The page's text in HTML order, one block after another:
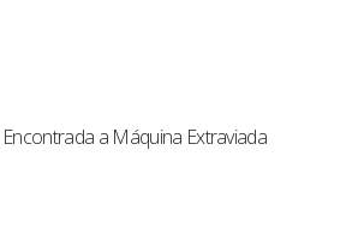
Encontrada a Máquina Extraviada